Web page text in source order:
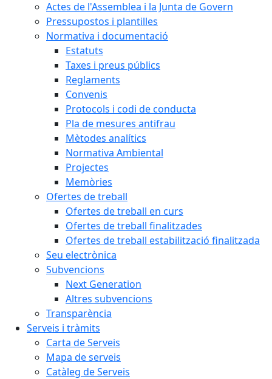
Actes de l'Assemblea i la Junta de Govern
Pressupostos i plantilles
Normativa i documentació
Estatuts
Taxes i preus públics
Reglaments
Convenis
Protocols i codi de conducta
Pla de mesures antifrau
Mètodes analítics
Normativa Ambiental
Projectes
Memòries
Ofertes de treball
Ofertes de treball en curs
Ofertes de treball finalitzades
Ofertes de treball estabilització finalitzada
Seu electrònica
Subvencions
Next Generation
Altres subvencions
Transparència
Serveis i tràmits
Carta de Serveis
Mapa de serveis
Catàleg de Serveis